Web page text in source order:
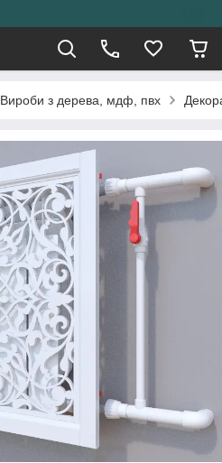
Вироби з дерева, мдф, пвх